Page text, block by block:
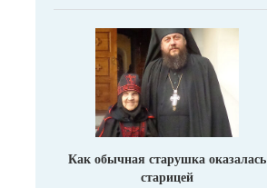
Как обычная старушка оказалась
старицей